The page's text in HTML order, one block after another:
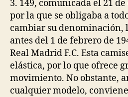
3. 149, comunicada el 21
por la que se obligaba a
cambiar su denominación,
antes del 1 de febrero de
Real Madrid F.C. Esta
elástica, por lo que ofrece
movimiento. No obstante,
cualquier modelo,